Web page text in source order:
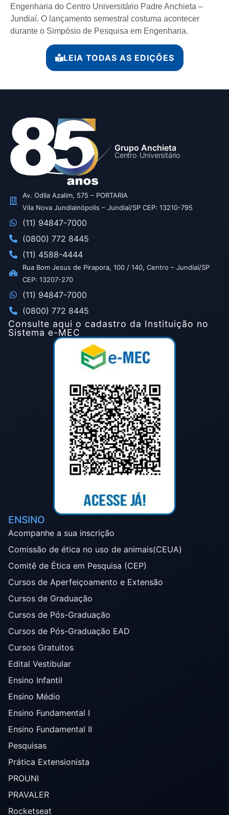
Engenharia do Centro Universitário Padre Anchieta –
Jundiaí. O lançamento semestral costuma acontecer
durante o Simpósio de Pesquisa em Engenharia.
LEIA TODAS AS EDIÇÕES
Grupo Anchieta
Centro Universitário
Av. Odila Azalim, 575 – PORTARIA
Vila Nova Jundiainópolis – Jundiaí/SP CEP: 13210-795
(11) 94847-7000
(0800) 772 8445
(11) 4588-4444
Rua Bom Jesus de Pirapora, 100 / 140, Centro – Jundiaí/SP
CEP: 13207-270
(11) 94847-7000
(0800) 772 8445
Consulte aqui o cadastro da Instituição no
Sistema e-MEC
ENSINO
Acompanhe a sua inscrição
Comissão de ética no uso de animais(CEUA)
Comitê de Ética em Pesquisa (CEP)
Cursos de Aperfeiçoamento e Extensão
Cursos de Graduação
Cursos de Pós-Graduação
Cursos de Pós-Graduação EAD
Cursos Gratuitos
Edital Vestibular
Ensino Infantil
Ensino Médio
Ensino Fundamental I
Ensino Fundamental II
Pesquisas
Prática Extensionista
PROUNI
PRAVALER
Rocketseat